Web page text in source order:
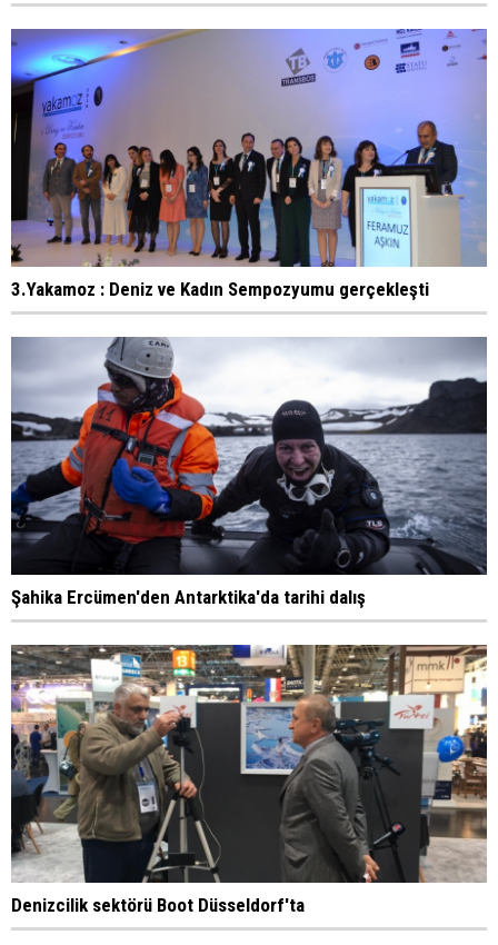
3.Yakamoz : Deniz ve Kadın Sempozyumu gerçekleşti
Şahika Ercümen'den Antarktika'da tarihi dalış
Denizcilik sektörü Boot Düsseldorf'ta